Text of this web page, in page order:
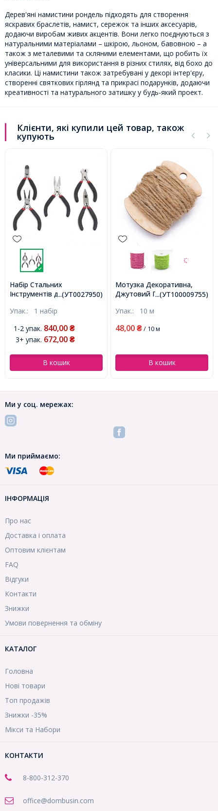
Дерев'яні намистини рондель підходять для створення
яскравих браслетів, намист, сережок та інших аксесуарів,
додаючи виробам живих акцентів. Вони легко поєднуються з
натуральними матеріалами – шкірою, льоном, бавовною – а
також з металевими та скляними елементами, що робить їх
універсальними для використання в різних стилях, від бохо до
класики. Ці намистини також затребувані у декорі інтер'єру,
створенні святкових гірлянд та прикрасі подарунків, додаючи
креативності та натурального затишку у будь-який проект.
Клієнти, які купили цей товар, також
купують
...(УТ0027950)
Набір Стальних
Інструментів для Рукоділля
Круглогубці, Кусачки,
Плоскогубці з Вигнутим
Носом, Чорний, 285мм,
Упак.: 1 набір
1-2 упак. 840,00 ₴
3+ упак. 672,00 ₴
В кошик
...(УТ100009755)
Мотузка Декоративна,
Джутовий Прядив'яний
Натуральний, Розмір: 2 мм,
Упак.: 10 м
48,00 ₴/ 10 м
В кошик
Ми у соц. мережах:
Ми приймаємо:
ІНФОРМАЦІЯ
Про нас
Доставка і оплата
Оптовим клієнтам
FAQ
Відгуки
Контакти
Знижки
Умови повернення та обміну
КАТАЛОГ
Головна
Нові товари
Топ продажів
Знижки -35%
Мікси та Набори
КОНТАКТИ
8-800-312-370
office@dombusin.com